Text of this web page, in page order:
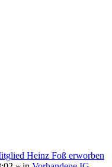
Heinz Foß erworben